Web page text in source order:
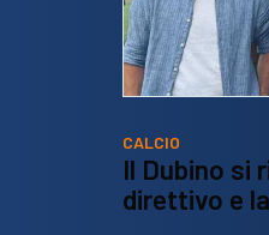
CALCIO
Il Dubino si
direttivo e